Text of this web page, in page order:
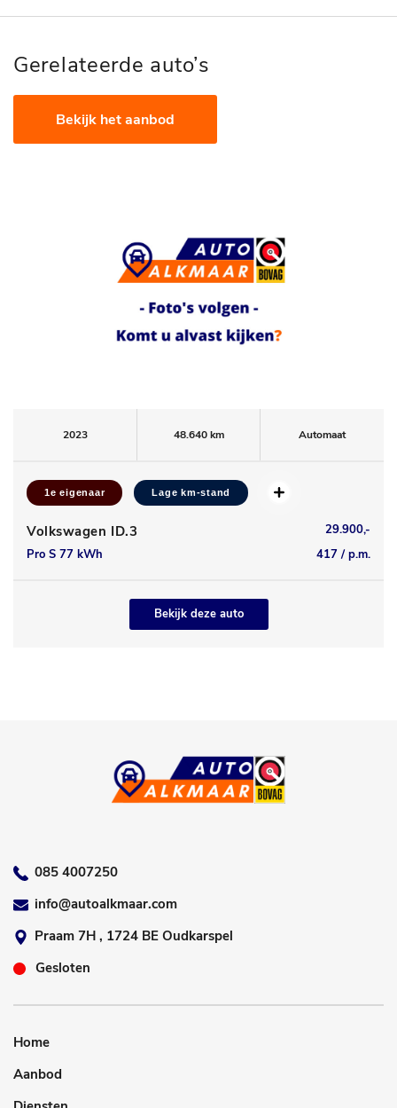
Gerelateerde auto’s
Bekijk het aanbod
2023 48.640 km Automaat
1e eigenaar Lage km-stand
Volkswagen ID.3
29.900,-
Pro S 77 kWh
417 / p.m.
Bekijk deze auto
085 4007250
info@autoalkmaar.com
Praam 7H , 1724 BE Oudkarspel
Gesloten
Home
Aanbod